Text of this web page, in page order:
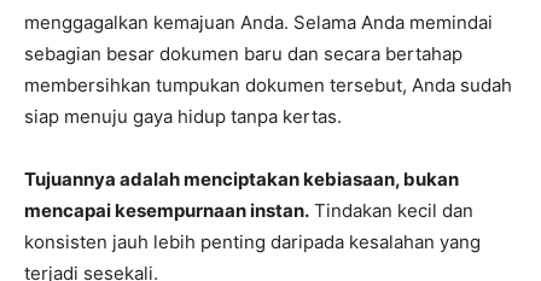
menggagalkan kemajuan Anda. Selama Anda memindai
sebagian besar dokumen baru dan secara bertahap
membersihkan tumpukan dokumen tersebut, Anda sudah
siap menuju gaya hidup tanpa kertas.
Tujuannya adalah menciptakan kebiasaan, bukan
mencapai kesempurnaan instan. Tindakan kecil dan
konsisten jauh lebih penting daripada kesalahan yang
terjadi sesekali.